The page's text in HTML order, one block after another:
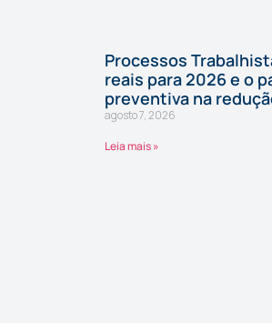
Processos
reais para 2026 e o
preventiva na
agosto 7, 2026
Leia mais »